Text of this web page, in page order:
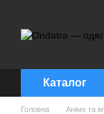
Каталог
Головна Аніме та